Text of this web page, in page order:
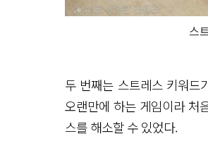
스
두 번째는 스트레스 키워드
오랜만에 하는 게임이라 처
스를 해소할 수 있었다.